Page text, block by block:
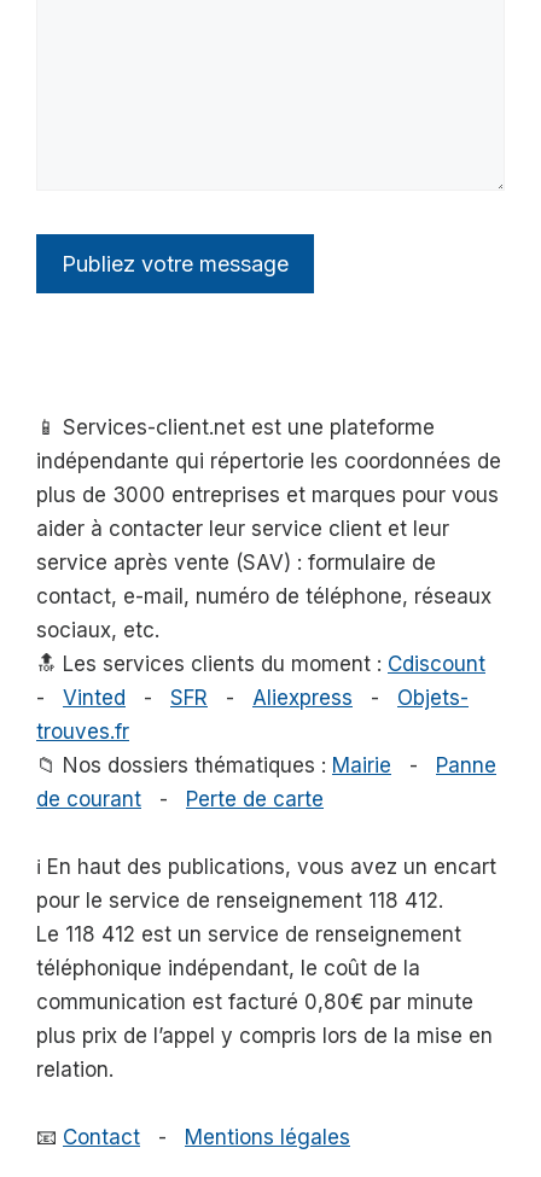
📱 Services-client.net est une plateforme
indépendante qui répertorie les coordonnées de
plus de 3000 entreprises et marques pour vous
aider à contacter leur service client et leur
service après vente (SAV) : formulaire de
contact, e-mail, numéro de téléphone, réseaux
sociaux, etc.
🔝 Les services clients du moment : Cdiscount
- Vinted - SFR - Aliexpress - Objets-
trouves.fr
📁 Nos dossiers thématiques : Mairie - Panne
de courant - Perte de carte
ℹ️ En haut des publications, vous avez un encart
pour le service de renseignement 118 412.
Le 118 412 est un service de renseignement
téléphonique indépendant, le coût de la
communication est facturé 0,80€ par minute
plus prix de l’appel y compris lors de la mise en
relation.
📧 Contact - Mentions légales